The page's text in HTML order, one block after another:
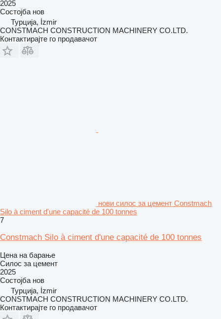
2025
Состојба нов
Турција, İzmir
CONSTMACH CONSTRUCTION MACHINERY CO.LTD.
Контактирајте го продавачот
нови силос за цемент Constmach
Silo à ciment d'une capacité de 100 tonnes
7
Constmach Silo à ciment d'une capacité de 100 tonnes
Цена на барање
Силос за цемент
2025
Состојба нов
Турција, İzmir
CONSTMACH CONSTRUCTION MACHINERY CO.LTD.
Контактирајте го продавачот